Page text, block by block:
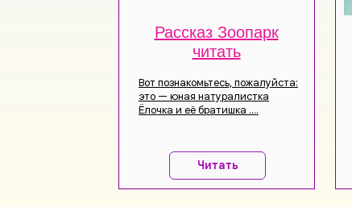
Рассказ Зоопарк
читать
Вот познакомьтесь, пожалуйста:
это — юная натуралистка
Ёлочка и её братишка ....
Читать